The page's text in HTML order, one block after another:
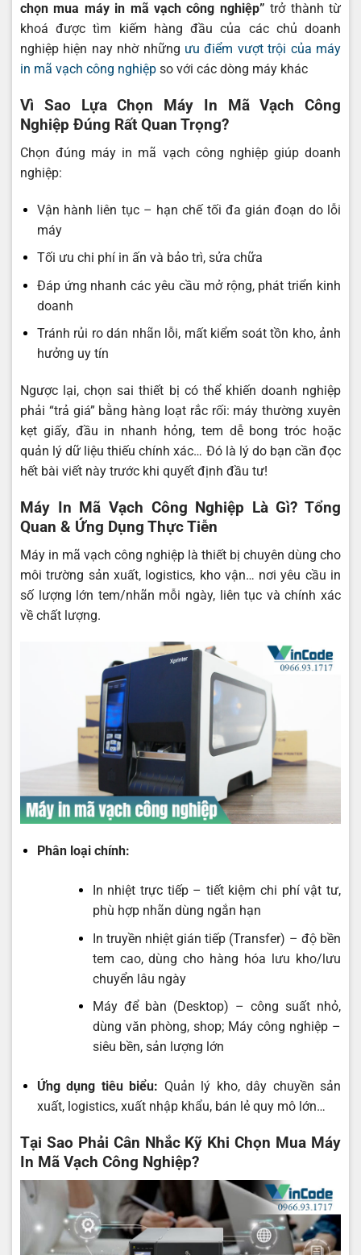
chọn mua máy in mã vạch công nghiệp” trở thành từ
khoá được tìm kiếm hàng đầu của các chủ doanh
nghiệp hiện nay nhờ những ưu điểm vượt trội của máy
in mã vạch công nghiệp so với các dòng máy khác
Vì Sao Lựa Chọn Máy In Mã Vạch Công
Nghiệp Đúng Rất Quan Trọng?
Chọn đúng máy in mã vạch công nghiệp giúp doanh
nghiệp:
Vận hành liên tục – hạn chế tối đa gián đoạn do lỗi
máy
Tối ưu chi phí in ấn và bảo trì, sửa chữa
Đáp ứng nhanh các yêu cầu mở rộng, phát triển kinh
doanh
Tránh rủi ro dán nhãn lỗi, mất kiểm soát tồn kho, ảnh
hưởng uy tín
Ngược lại, chọn sai thiết bị có thể khiến doanh nghiệp
phải “trả giá” bằng hàng loạt rắc rối: máy thường xuyên
kẹt giấy, đầu in nhanh hỏng, tem dễ bong tróc hoặc
quản lý dữ liệu thiếu chính xác… Đó là lý do bạn cần đọc
hết bài viết này trước khi quyết định đầu tư!
Máy In Mã Vạch Công Nghiệp Là Gì? Tổng
Quan & Ứng Dụng Thực Tiễn
Máy in mã vạch công nghiệp là thiết bị chuyên dùng cho
môi trường sản xuất, logistics, kho vận… nơi yêu cầu in
số lượng lớn tem/nhãn mỗi ngày, liên tục và chính xác
về chất lượng.
Phân loại chính:
In nhiệt trực tiếp – tiết kiệm chi phí vật tư,
phù hợp nhãn dùng ngắn hạn
In truyền nhiệt gián tiếp (Transfer) – độ bền
tem cao, dùng cho hàng hóa lưu kho/lưu
chuyển lâu ngày
Máy để bàn (Desktop) – công suất nhỏ,
dùng văn phòng, shop; Máy công nghiệp –
siêu bền, sản lượng lớn
Ứng dụng tiêu biểu: Quản lý kho, dây chuyền sản
xuất, logistics, xuất nhập khẩu, bán lẻ quy mô lớn…
Tại Sao Phải Cân Nhắc Kỹ Khi Chọn Mua Máy
In Mã Vạch Công Nghiệp?